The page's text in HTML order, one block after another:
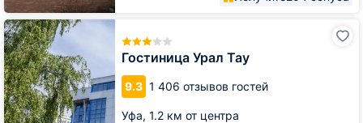
Гостиница Урал Тау
9.3 1 406 отзывов гостей
Уфа, 1.2 км от центра
Гостиница
Урал
Тау